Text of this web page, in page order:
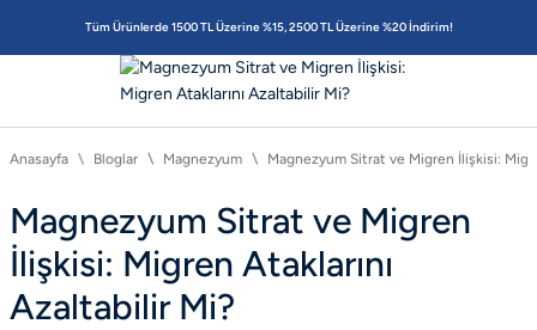
Tüm Ürünlerde 1500 TL Üzerine %15, 2500 TL Üzerine %20 İndirim!
Anasayfa Bloglar Magnezyum Magnezyum Sitrat ve Migren İlişkisi:
Magnezyum Sitrat ve Migren
İlişkisi: Migren Ataklarını
Azaltabilir Mi?